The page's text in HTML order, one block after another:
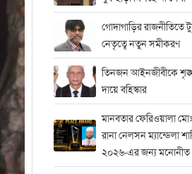
গোদাগাড়ির রাজনীতিতে
নেতৃত্বে নতুন সমীকরণ
তিনজন আইনজীবীকে
দায়ে বহিস্কার
মানবতার ফেরিওয়ালা
রানা নেলসন ম্যান্ডেলা
২০২৬-এর জন্য মনোনীত